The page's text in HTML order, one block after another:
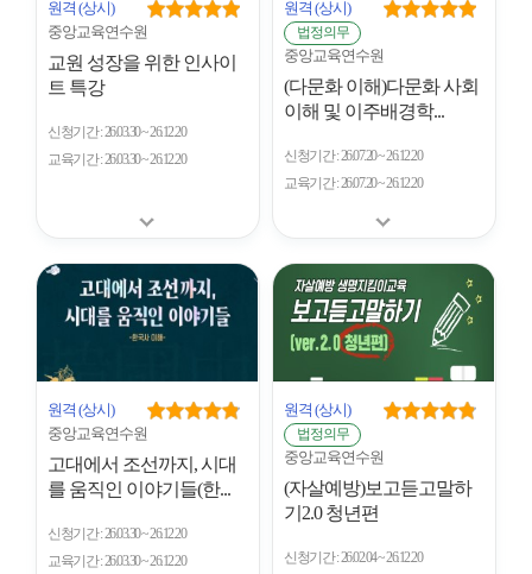
원격 (상시)
중앙교육연수원
교원 성장을 위한 인사이
트 특강
신청기간 26.03.30 ~ 26.12.20
교육기간 26.03.30 ~ 26.12.20
원격 (상시)
법정의무
중앙교육연수원
(다문화 이해)다문화 사회
이해 및 이주배경학...
신청기간 26.07.20 ~ 26.12.20
교육기간 26.07.20 ~ 26.12.20
원격 (상시)
중앙교육연수원
고대에서 조선까지, 시대
를 움직인 이야기들(한...
신청기간 26.03.30 ~ 26.12.20
교육기간 26.03.30 ~ 26.12.20
원격 (상시)
법정의무
중앙교육연수원
(자살예방)보고듣고말하
기2.0 청년편
신청기간 26.02.04 ~ 26.12.20